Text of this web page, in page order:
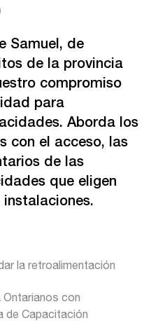
Samuel, de
de la provincia
compromiso
para
Aborda los
con el acceso, las
de las
que eligen
la retroalimentación
Ontarianos con
de Capacitación